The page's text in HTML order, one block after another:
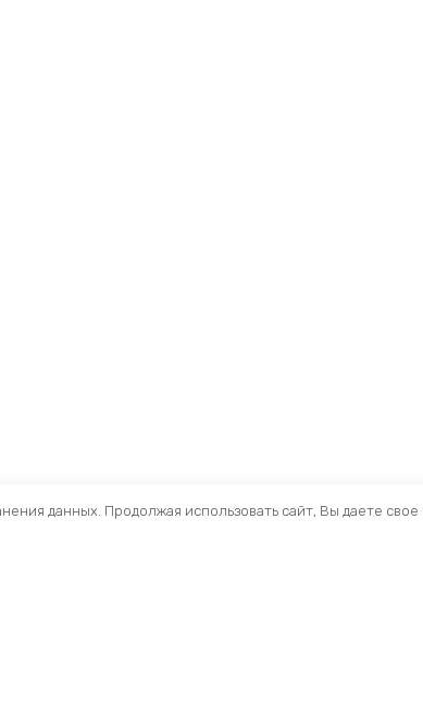
данных. Продолжая использовать сайт, Вы даете